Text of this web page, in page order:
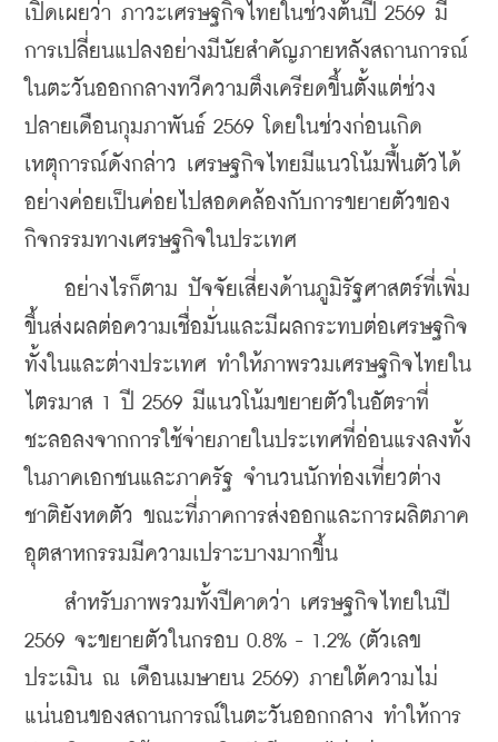
เปิดเผยว่า ภาวะเศรษฐกิจไทยในช่วงต้นปี 2569 มี
การเปลี่ยนแปลงอย่างมีนัยสำคัญภายหลังสถานการณ์
ในตะวันออกกลางทวีความตึงเครียดขึ้นตั้งแต่ช่วง
ปลายเดือนกุมภาพันธ์ 2569 โดยในช่วงก่อนเกิด
เหตุการณ์ดังกล่าว เศรษฐกิจไทยมีแนวโน้มฟื้นตัวได้
อย่างค่อยเป็นค่อยไปสอดคล้องกับการขยายตัวของ
กิจกรรมทางเศรษฐกิจในประเทศ
อย่างไรก็ตาม ปัจจัยเสี่ยงด้านภูมิรัฐศาสตร์ที่เพิ่ม
ขึ้นส่งผลต่อความเชื่อมั่นและมีผลกระทบต่อเศรษฐกิจ
ทั้งในและต่างประเทศ ทำให้ภาพรวมเศรษฐกิจไทยใน
ไตรมาส 1 ปี 2569 มีแนวโน้มขยายตัวในอัตราที่
ชะลอลงจากการใช้จ่ายภายในประเทศที่อ่อนแรงลงทั้ง
ในภาคเอกชนและภาครัฐ จำนวนนักท่องเที่ยวต่าง
ชาติยังหดตัว ขณะที่ภาคการส่งออกและการผลิตภาค
อุตสาหกรรมมีความเปราะบางมากขึ้น
สำหรับภาพรวมทั้งปีคาดว่า เศรษฐกิจไทยในปี
2569 จะขยายตัวในกรอบ 0.8% - 1.2% (ตัวเลข
ประเมิน ณ เดือนเมษายน 2569) ภายใต้ความไม่
แน่นอนของสถานการณ์ในตะวันออกกลาง ทำให้การ